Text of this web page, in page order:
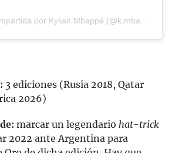
3 ediciones (Rusia 2018, Qatar
2026)
marcar un legendario hat-trick
2022 ante Argentina para